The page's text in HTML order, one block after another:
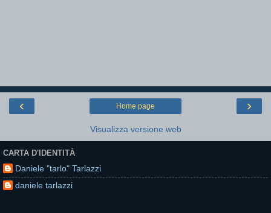
‹ ›
Home page
Visualizza versione web
CARTA D'IDENTITÀ
Daniele "tarlo" Tarlazzi
daniele tarlazzi